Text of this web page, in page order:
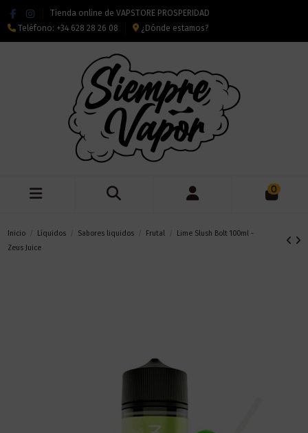
Tienda online de VAPSTORE PROSPERIDAD
Teléfono: +34 628 28 26 08 ¿Dónde estamos?
0
Inicio Líquidos Sabores liquidos Frutal
Lime Slush Bolt 100ml -
Zeus Juice